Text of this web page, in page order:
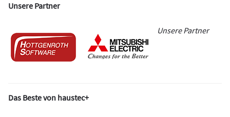
Unsere Partner
Unsere Partner
Das Beste von haustec+